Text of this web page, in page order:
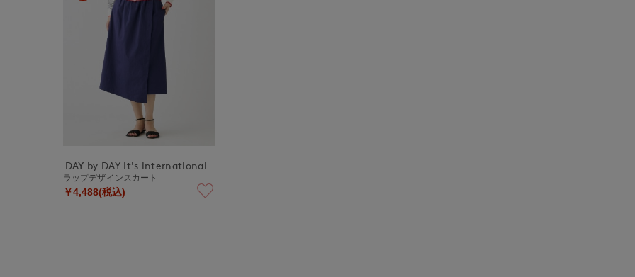
DAY by DAY It's international
ラップデザインスカート
￥4,488(税込)